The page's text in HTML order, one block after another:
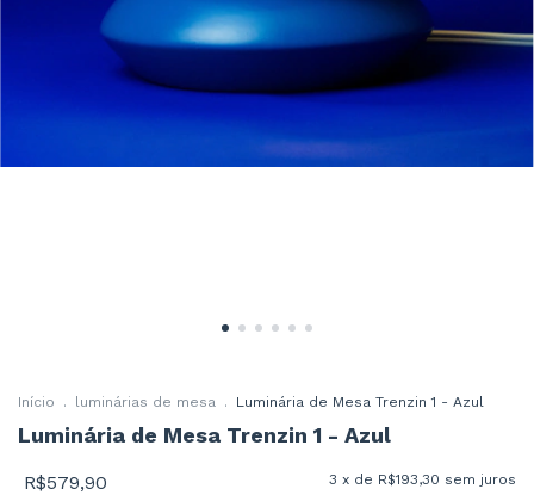
Início . luminárias de mesa . Luminária de Mesa Trenzin 1 - Azul
Luminária de Mesa Trenzin 1 - Azul
R$579,90 3 x de R$193,30 sem juros